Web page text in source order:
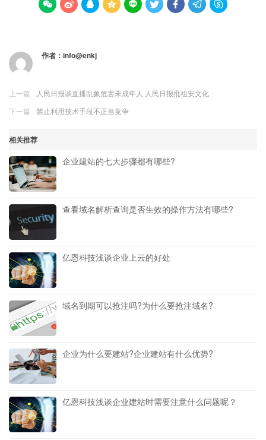
        
作者： info@enkj
上一篇
人民日报谈直播乱象危害未成年人 人民日报批祖安文化
下一篇
禁止利用技术手段不正当竞争
相关推荐
企业建站的七大步骤都有哪些?
查看域名解析查询是否生效的操作方法有哪些?
亿恩科技浅谈企业上云的好处
域名到期可以抢注吗?为什么要抢注域名?
企业为什么要建站?企业建站有什么优势?
亿恩科技浅谈企业建站时需要注意什么问题呢？